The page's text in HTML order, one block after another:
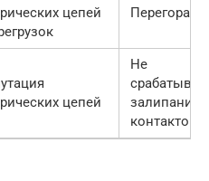
цепей
цепей
Не
залипание
контактов